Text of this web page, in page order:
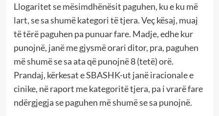
Llogaritet se mësimdhënësit paguhen, ku e ku më
lart, se sa shumë kategori të tjera. Veç kësaj, muaj
të tërë paguhen pa punuar fare. Madje, edhe kur
punojnë, janë me gjysmë orari ditor, pra, paguhen
më shumë se sa ata që punojnë 8 (tetë) orë.
Prandaj, kërkesat e SBASHK-ut janë iracionale e
cinike, në raport me kategoritë tjera, pa i vrarë fare
ndërgjegja se paguhen më shumë se sa punojnë.